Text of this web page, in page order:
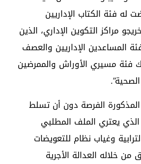
له فئة الكتاب الإداريين
مراكز التكوين الإداري، الذين
المساعدين الإداريين والعصف
فئة مسيري الأوراش والممرضين
الفرصة دون أن تسلط
يعتري الملف المطلبي
وغياب نظام للتعويضات
خلاله العدالة الأجرية